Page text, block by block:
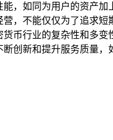
，如同为用户的资产
，不能仅仅为了追求
币行业的复杂性和多
创新和提升服务质量